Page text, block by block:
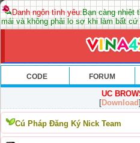
Danh ngôn tình yêu:Bạn càng nhiệt
mái và không phải lo sợ khi làm bất
CODE FORUM
UC
[Download
Cú Pháp Đăng Ký Nick Team